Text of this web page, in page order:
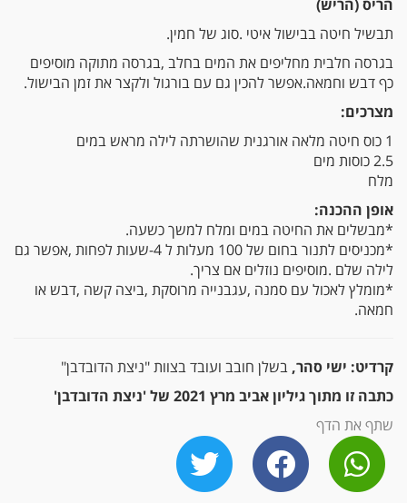
הריס (הריש)
תבשיל‭ ‬חיטה‭ ‬בבישול‭ ‬איטי‭. ‬סוג‭ ‬של‭ ‬חמין‭.‬
‬כף‭ ‬דבש‭ ‬וחמאה‭.‬אפשר‭ ‬להכין‭ ‬גם‭ ‬עם‭ ‬בורגול‭ ‬ולקצר‭ ‬את‭ ‬זמן‭ ‬הבישול‭.‬
מצרכים‭:‬
1 כוס
חיטה מלאה אורגנית שהושרתה לילה מראש במים
2.5 כוסות מים
מלח
אופן‭ ‬ההכנה‭:‬
*מבשלים‭ ‬את‭ ‬החיטה‭ ‬במים‭ ‬ומלח‭ ‬למשך‭ ‬כשעה‭.‬
‬לילה‭ ‬שלם‭. ‬מוסיפים‭ ‬נוזלים‭ ‬אם‭ ‬צריך‭.‬
‬חמאה‭.‬
קרדיט: ישי סהר, בשלן חובב ועובד בצוות "ניצת הדובדבן"
כתבה זו מתוך גיליון אביב מרץ 2021 של 'ניצת הדובדבן'
שתף את הדף